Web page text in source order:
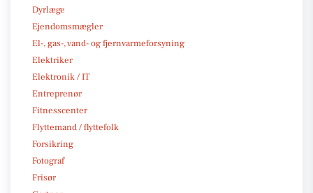
Dyrlæge
Ejendomsmægler
El-, gas-, vand- og fjernvarmeforsyning
Elektriker
Elektronik / IT
Entreprenør
Fitnesscenter
Flyttemand / flyttefolk
Forsikring
Fotograf
Frisør